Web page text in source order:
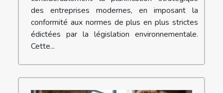
des entreprises modernes, en imposant la
conformité aux normes de plus en plus strictes
édictées par la législation environnementale.
Cette...